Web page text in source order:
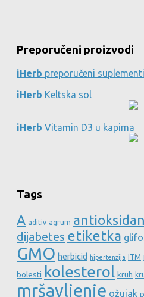
Preporučeni proizvodi
iHerb preporučeni suplementi
iHerb Keltska sol
iHerb Vitamin D3 u kapima
Tags
A aditiv agrum
dijabetes etiketka
GMO herbicid hipertenzija ITM
bolesti kolesterol kruh
mršavljenje ožujak